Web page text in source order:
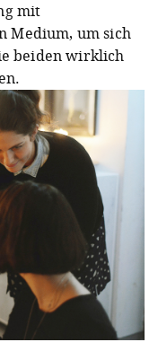
mit
Medium, um sich
beiden wirklich